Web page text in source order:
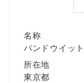
名称
パンドウイッ
所在地
東京都